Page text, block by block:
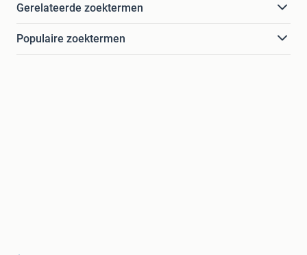
Gerelateerde zoektermen
Populaire zoektermen